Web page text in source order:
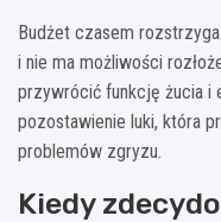
Budżet czasem
i nie ma możliwości
przywrócić funkcję żucia i
pozostawienie luki, która
problemów zgryzu.
Kiedy